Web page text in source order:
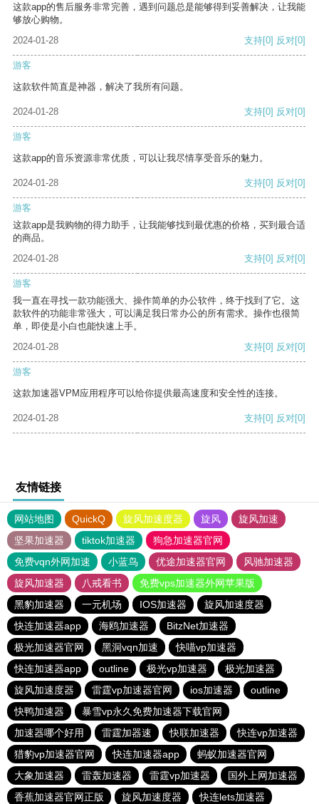
这款app的售后服务非常完善，遇到问题总是能够得到妥善解决，让我能
够放心购物。
2024-01-28
支持[0] 反对[0]
游客
这款软件简直是神器，解决了我所有问题。
2024-01-28 支持[0] 反对[0]
游客
这款app的音乐资源非常优质，可以让我尽情享受音乐的魅力。
2024-01-28 支持[0] 反对[0]
游客
这款app是我购物的得力助手，让我能够找到最优惠的价格，买到最合适
的商品。
2024-01-28
支持[0] 反对[0]
游客
我一直在寻找一款功能强大、操作简单的办公软件，终于找到了它。这
款软件的功能非常强大，可以满足我日常办公的所有需求。操作也很简
单，即使是小白也能快速上手。
2024-01-28
支持[0] 反对[0]
游客
这款加速器VPM应用程序可以给你提供最高速度和安全性的连接。
2024-01-28 支持[0] 反对[0]
友情链接
网站地图 QuickQ 旋风加速度器 旋风
旋风加速
坚果加速器
tiktok加速器
狗急加速器官网
免费vqn外网加速
小蓝鸟 优途加速器官网
风驰加速器
旋风加速器
八戒看书
免费vps加速器外网苹果版
黑豹加速器
一元机场 IOS加速器
旋风加速度器
快连加速器app
海鸥加速器
BitzNet加速器
极光加速器官网
黑洞vqn加速
快喵vp加速器
快连加速器app
outline 极光vp加速器
极光加速器
旋风加速度器
雷霆vp加速器官网 ios加速器
outline
快鸭加速器
暴雪vp永久免费加速器下载官网
加速器哪个好用
雷霆加器速 快联加速器
快连vp加速器
猎豹vp加速器官网
快连加速器app
蚂蚁加速器官网
大象加速器
雷轰加速器 雷霆vp加速器
国外上网加速器
香蕉加速器官网正版
旋风加速度器 快连lets加速器